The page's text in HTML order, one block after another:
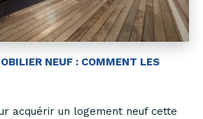
NEUF : COMMENT LES
acquérir un logement neuf cette